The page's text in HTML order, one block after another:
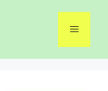
Menu